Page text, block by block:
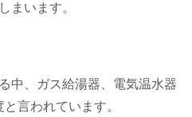
まいます。
中、ガス給湯器、電気温水器
言われています。